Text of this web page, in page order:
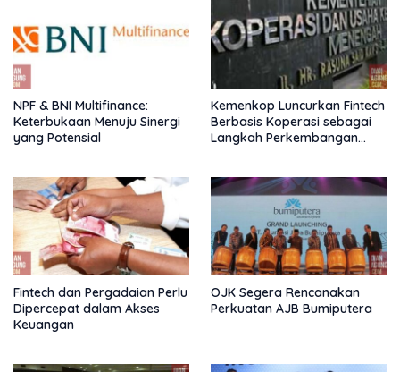
NPF & BNI Multifinance:
Keterbukaan Menuju Sinergi
yang Potensial
Kemenkop Luncurkan Fintech
Berbasis Koperasi sebagai
Langkah Perkembangan
Fintech dan Pergadaian Perlu
Dipercepat dalam Akses
Keuangan
OJK Segera Rencanakan
Perkuatan AJB Bumiputera